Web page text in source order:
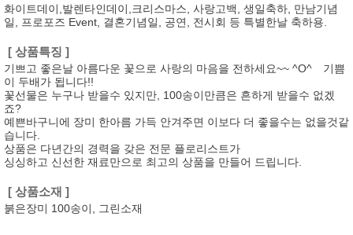
화이트데이,발렌타인데이,크리스마스, 사랑고백, 생일축하, 만남기념
일, 프로포즈 Event, 결혼기념일, 공연, 전시회 등 특별한날 축하용.
[ 상품특징 ]
기쁘고 좋은날 아름다운 꽃으로 사랑의 마음을 전하세요~~ ^O^ 기쁨
이 두배가 됩니다!!
꽃선물은 누구나 받을수 있지만, 100송이만큼은 흔하게 받을수 없겠
죠?
예쁜바구니에 장미 한아름 가득 안겨주면 이보다 더 좋을수는 없을것같
습니다.
상품은 다년간의 경력을 갖은 전문 플로리스트가
싱싱하고 신선한 재료만으로 최고의 상품을 만들어 드립니다.
[ 상품소재 ]
붉은장미 100송이, 그린소재